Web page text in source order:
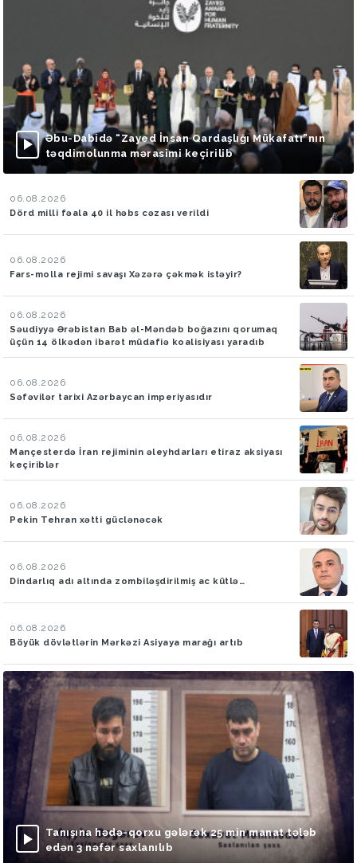
Əbu-Dabidə “Zayed İnsan Qardaşlığı Mükafatı”nın
təqdimolunma mərasimi keçirilib
06.08.2026
Dörd milli fəala 40 il həbs cəzası verildi
06.08.2026
Fars-molla rejimi savaşı Xəzərə çəkmək istəyir?
06.08.2026
Səudiyyə Ərəbistan Bab əl-Məndəb boğazını qorumaq
üçün 14 ölkədən ibarət müdafiə koalisiyası yaradıb
06.08.2026
Səfəvilər tarixi Azərbaycan imperiyasıdır
06.08.2026
Mançesterdə İran rejiminin əleyhdarları etiraz aksiyası
keçiriblər
06.08.2026
Pekin Tehran xətti güclənəcək
06.08.2026
Dindarlıq adı altında zombiləşdirilmiş ac kütlə…
06.08.2026
Böyük dövlətlərin Mərkəzi Asiyaya marağı artıb
Tanışına hədə-qorxu gələrək 25 min manat tələb
edən 3 nəfər saxlanılıb